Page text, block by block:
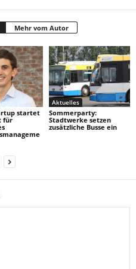
Mehr vom Autor
startet
für
Aktuelles
Sommerparty:
Stadtwerke setzen
zusätzliche Busse ein